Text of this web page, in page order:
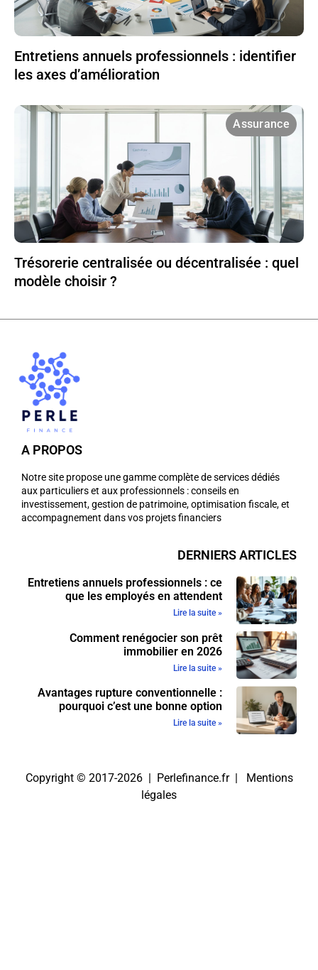
Entretiens annuels professionnels : identifier
les axes d’amélioration
Assurance
Trésorerie centralisée ou décentralisée : quel
modèle choisir ?
A PROPOS
Notre site propose une gamme complète de services dédiés
aux particuliers et aux professionnels : conseils en
investissement, gestion de patrimoine, optimisation fiscale, et
accompagnement dans vos projets financiers
DERNIERS ARTICLES
Entretiens annuels professionnels : ce
que les employés en attendent
Lire la suite »
Comment renégocier son prêt
immobilier en 2026
Lire la suite »
Avantages rupture conventionnelle :
pourquoi c’est une bonne option
Lire la suite »
Copyright © 2017-2026 | Perlefinance.fr | Mentions
légales